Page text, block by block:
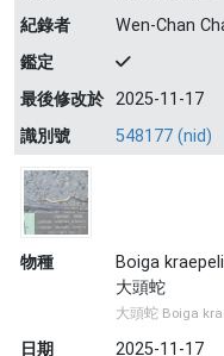
紀錄者
Wen-Chan
鑑定
最後修改於 2025-11-17
識別號
548177 (nid)
物種
Boiga
大頭蛇
大頭蛇 Boiga
日期 2025-11-17